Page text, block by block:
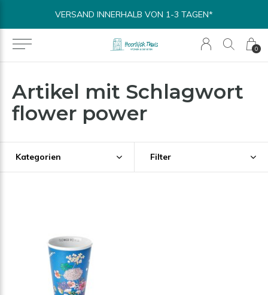
0
VERSAND INNERHALB VON 1-3 TAGEN*
Artikel mit Schlagwort
flower power
Kategorien Filter